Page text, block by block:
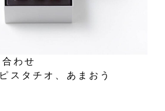
わせ
スタチオ、あまおう